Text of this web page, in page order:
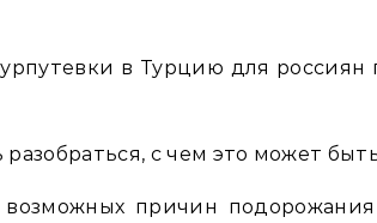
в Турцию для
с чем это может
возможных причин